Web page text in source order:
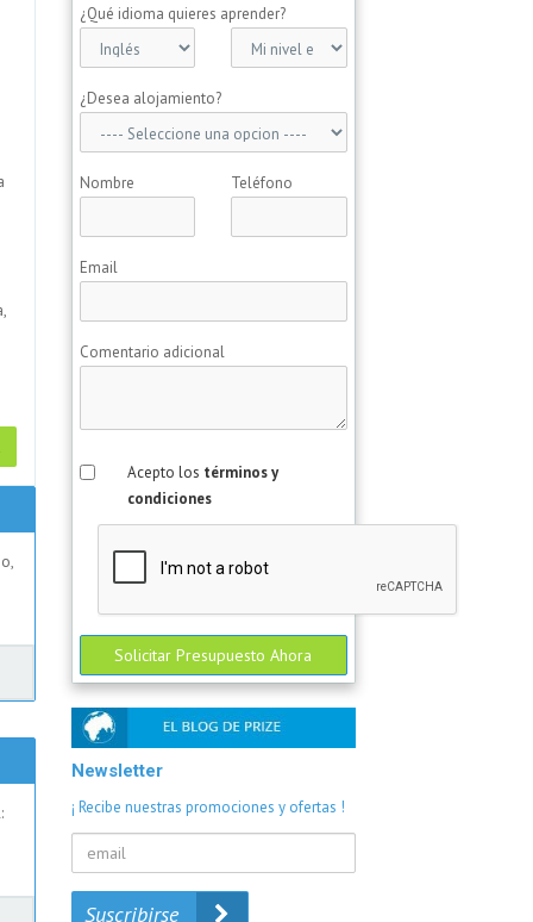
¿Qué idioma quieres aprender?
¿Desea alojamiento?
Nombre Teléfono
Email
Comentario adicional
Acepto los términos y
condiciones
Solicitar Presupuesto Ahora
Newsletter
¡ Recibe nuestras promociones y ofertas !
Suscribirse